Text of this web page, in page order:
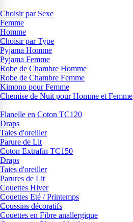
Choisir par Sexe
Femme
Homme
Choisir par Type
Pyjama Homme
Pyjama Femme
Robe de Chambre Homme
Robe de Chambre Femme
Kimono pour Femme
Chemise de Nuit pour Homme et Femme
Flanelle en Coton TC120
Draps
Taies d'oreiller
Parure de Lit
Coton Extrafin TC150
Draps
Taies d'oreiller
Parures de Lit
Couettes Hiver
Couettes Eté / Printemps
Coussins décoratifs
Couettes en Fibre anallergique